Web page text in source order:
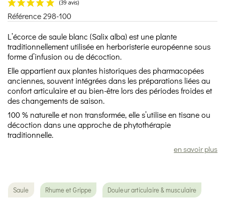
(39 avis)
Référence298-100
L’écorce de saule blanc (Salix alba) est une plante
traditionnellement utilisée en herboristerie européenne sous
forme d’infusion ou de décoction.
Elle appartient aux plantes historiques des pharmacopées
anciennes, souvent intégrées dans les préparations liées au
confort articulaire et au bien-être lors des périodes froides et
des changements de saison.
100 % naturelle et non transformée, elle s’utilise en tisane ou
décoction dans une approche de phytothérapie
traditionnelle.
en savoir plus
Saule Rhume et Grippe Douleur articulaire & musculaire